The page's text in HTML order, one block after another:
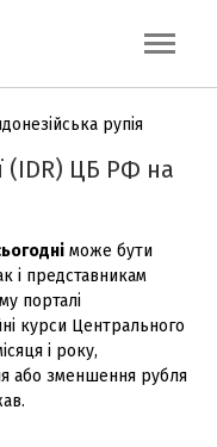
рупія
(IDR) ЦБ РФ на
може бути
і представникам
порталі
курси Центрального
і року,
або зменшення рубля